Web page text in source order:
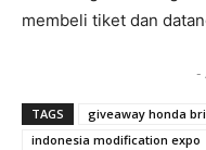
membeli tiket dan
-
TAGS giveaway honda
indonesia modification expo